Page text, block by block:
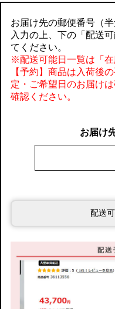
お届け先の郵便番号（
入力の上、下の「配送
てください。
※配送可能日一覧は「在
【予約】商品は入荷後
定・ご希望日のお届け
確認ください。
お届け
配送